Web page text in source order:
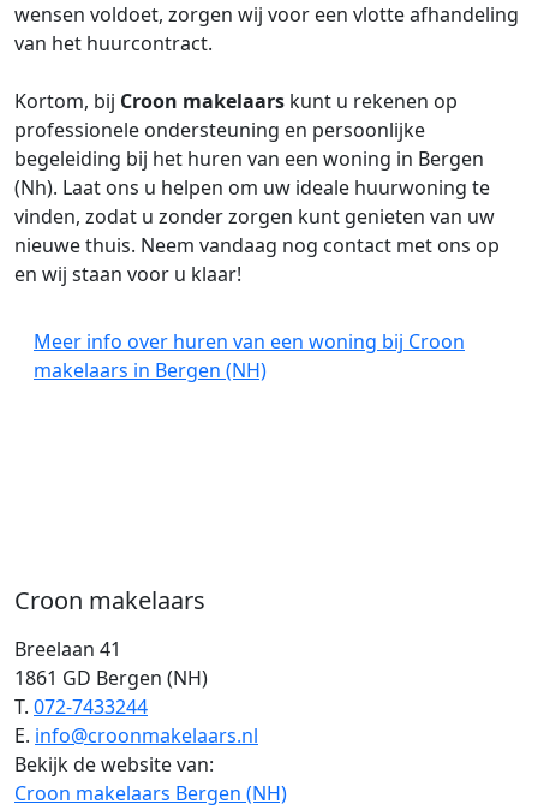
Croon makelaars
Breelaan 41
1861 GD Bergen (NH)
T. 072-7433244
E. info@croonmakelaars.nl
Bekijk de website van:
Croon makelaars Bergen (NH)
wensen voldoet, zorgen wij voor een vlotte afhandeling
van het huurcontract.
Kortom, bij Croon makelaars kunt u rekenen op
professionele ondersteuning en persoonlijke
begeleiding bij het huren van een woning in Bergen
(Nh). Laat ons u helpen om uw ideale huurwoning te
vinden, zodat u zonder zorgen kunt genieten van uw
nieuwe thuis. Neem vandaag nog contact met ons op
en wij staan voor u klaar!
Meer info over huren van een woning bij Croon
makelaars in Bergen (NH)